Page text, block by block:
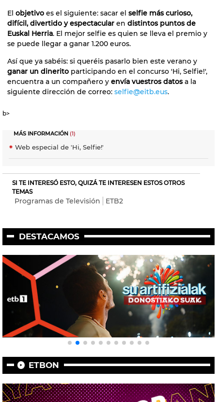
El objetivo es el siguiente: sacar el selfie más curioso,
difícil, divertido y espectacular en distintos puntos de
Euskal Herria. El mejor selfie es quien se lleva el premio y
se puede llegar a ganar 1.200 euros.
Así que ya sabéis: si queréis pasarlo bien este verano y
ganar un dinerito participando en el concurso 'Hi, Selfie!',
encuentra a un compañero y envía vuestros datosa la
siguiente dirección de correo: selfie@eitb.eus.
b>
MÁS INFORMACIÓN (1)
Web especial de 'Hi, Selfie!'
SI TE INTERESÓ ESTO, QUIZÁ TE INTERESEN ESTOS OTROS
TEMAS
Programas de Televisión ETB2
DESTACAMOS
ETBON